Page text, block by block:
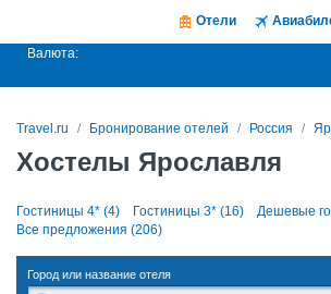
Отели
Валюта:
Travel.ru Бронирование отелей Россия
Хостелы Ярославля
Гостиницы 4* (4) Гостиницы 3* (16) Дешевые
Все предложения (206)
Город или название отеля